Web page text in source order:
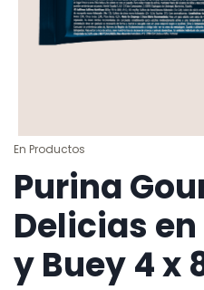
En Productos
Purina
Delicias
y Buey 4 x